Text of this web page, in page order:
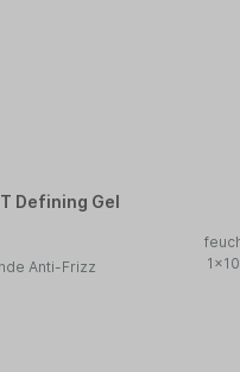
Anti-Frizz